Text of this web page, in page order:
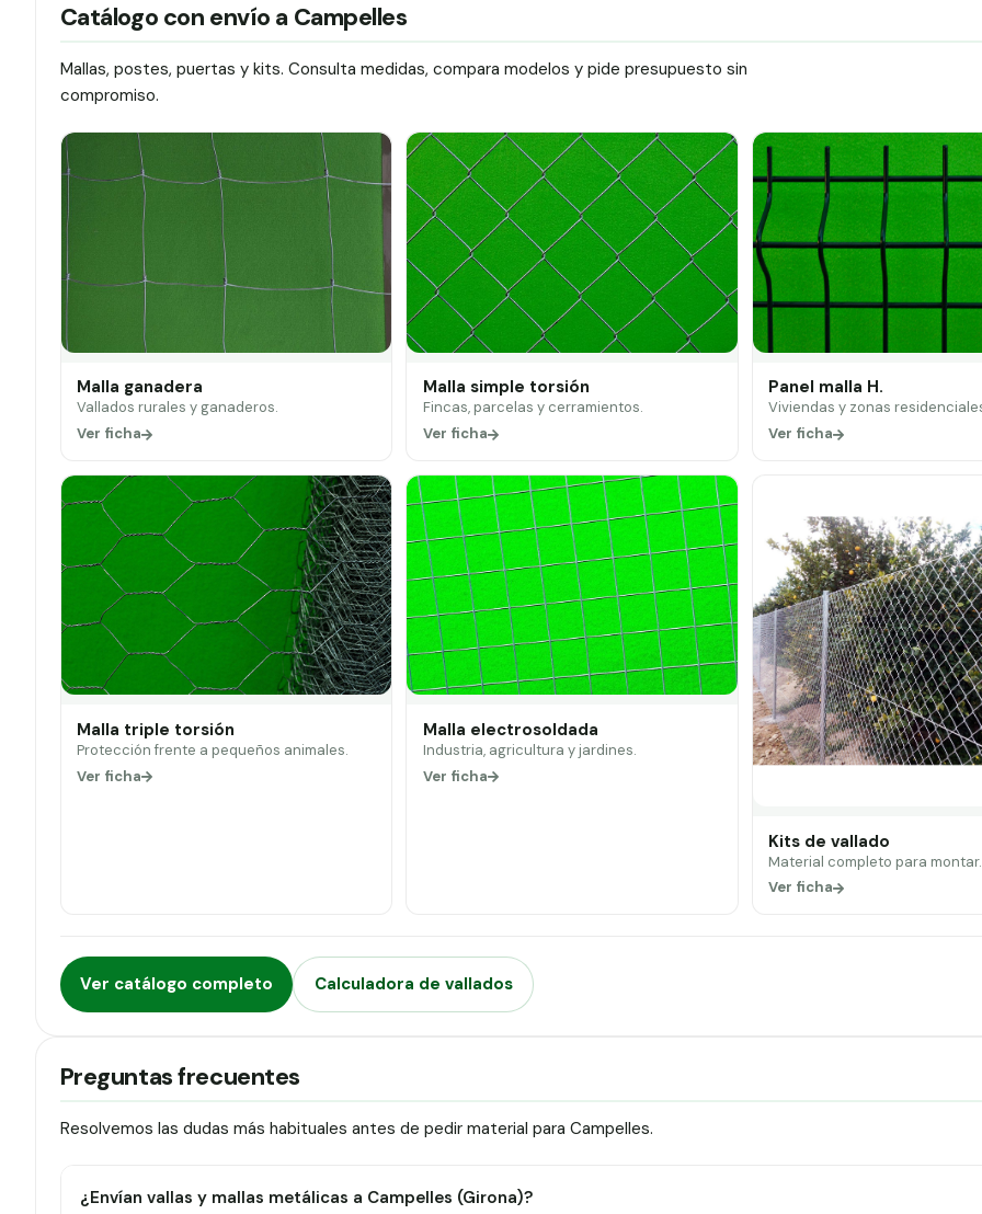
Catálogo con envío a Campelles
Mallas, postes, puertas y kits. Consulta medidas, compara modelos y pide presupuesto sin
compromiso.
Malla ganadera
Vallados rurales y ganaderos.
Ver ficha
Malla simple torsión
Fincas, parcelas y cerramientos.
Ver ficha
Panel malla H.
Viviendas y zonas
Ver ficha
Malla triple torsión
Protección frente a pequeños animales.
Ver ficha
Malla electrosoldada
Industria, agricultura y jardines.
Ver ficha
Kits de vallado
Material completo para montar.
Ver ficha
Ver catálogo completo Calculadora de vallados
Preguntas frecuentes
Resolvemos las dudas más habituales antes de pedir material para Campelles.
¿Envían vallas y mallas metálicas a Campelles (Girona)?